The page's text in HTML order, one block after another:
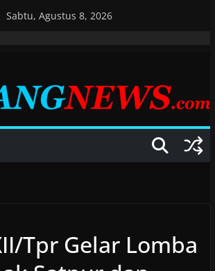
Sabtu, Agustus 8, 2026
Tpr Gelar Lomba